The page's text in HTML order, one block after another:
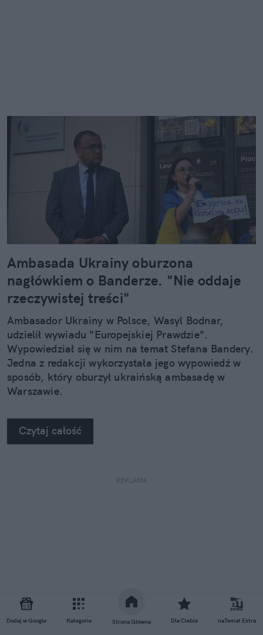
Dodaj w Google Kategorie Strona Główna Dla Ciebie naTemat Extra
Ambasada Ukrainy oburzona
nagłówkiem o Banderze. "Nie oddaje
rzeczywistej treści"
Ambasador Ukrainy w Polsce, Wasyl Bodnar,
udzielił wywiadu "Europejskiej Prawdzie".
Wypowiedział się w nim na temat Stefana Bandery.
Jedna z redakcji wykorzystała jego wypowiedź w
sposób, który oburzył ukraińską ambasadę w
Warszawie.
Czytaj całość
REKLAMA